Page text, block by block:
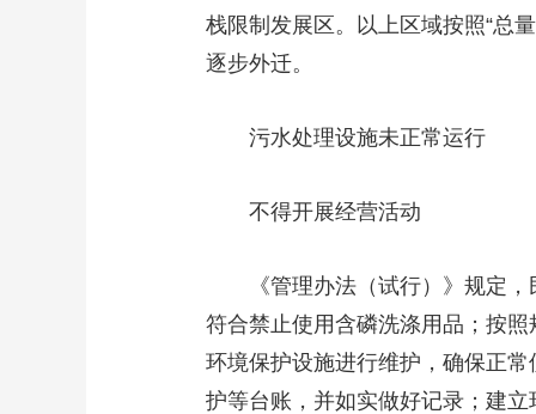
CCTV.节目官网 直播 节目单 栏目
栈限制发展区。以上区域按照“总
逐步外迁。
污水处理设施未正常运行
不得开展经营活动
《管理办法（试行）》规定，
符合禁止使用含磷洗涤用品；按
环境保护设施进行维护，确保正
护等台账，并如实做好记录；建